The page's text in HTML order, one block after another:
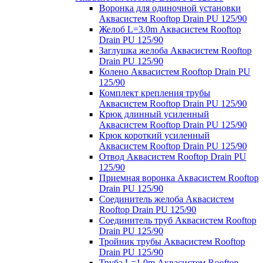
Воронка для одиночной установки
Аквасистем Rooftop Drain PU 125/90
Желоб L=3.0m Аквасистем Rooftop
Drain PU 125/90
Заглушка желоба Аквасистем Rooftop
Drain PU 125/90
Колено Аквасистем Rooftop Drain PU
125/90
Комплект крепления трубы
Аквасистем Rooftop Drain PU 125/90
Крюк длинный усиленный
Аквасистем Rooftop Drain PU 125/90
Крюк короткий усиленный
Аквасистем Rooftop Drain PU 125/90
Отвод Аквасистем Rooftop Drain PU
125/90
Приемная воронка Аквасистем Rooftop
Drain PU 125/90
Соединитель желоба Аквасистем
Rooftop Drain PU 125/90
Соединитель труб Аквасистем Rooftop
Drain PU 125/90
Тройник трубы Аквасистем Rooftop
Drain PU 125/90